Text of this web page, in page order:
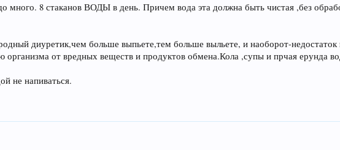
много. 8 стаканов ВОДЫ в день. Причем вода эта должна быть чистая ,без
диуретик,чем больше выпьете,тем больше выльете, и наоборот-
организма от вредных веществ и продуктов обмена.Кола ,супы и прчая ерунда
не напиваться.